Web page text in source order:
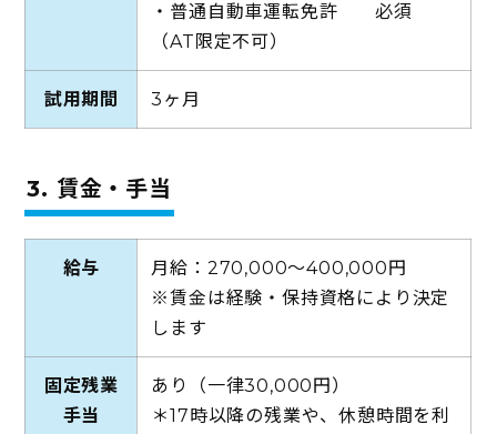
・普通自動車運転免許 必須
（AT限定不可）
試用期間 3ヶ月
3. 賃金・手当
給与
月給：270,000～400,000円
※賃金は経験・保持資格により決定
します
固定残業
手当
あり（一律30,000円）
＊17時以降の残業や、休憩時間を利